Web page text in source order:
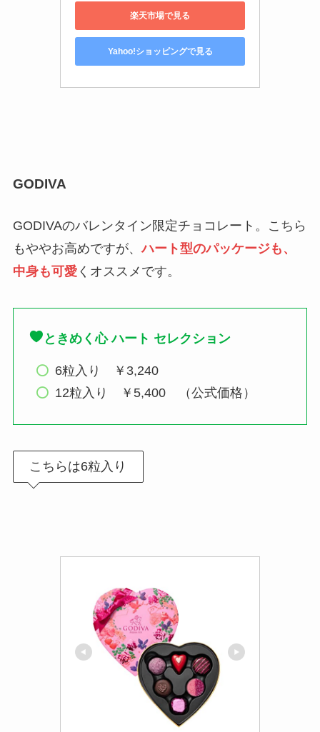
楽天市場で見る
Yahoo!ショッピングで見る
GODIVA
GODIVAのバレンタイン限定チョコレート。こちら
もややお高めですが、ハート型のパッケージも、
中身も可愛くオススメです。
ときめく心 ハート セレクション
6粒入り ￥3,240
12粒入り ￥5,400 （公式価格）
こちらは6粒入り